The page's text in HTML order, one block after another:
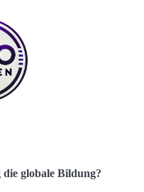
globale Bildung?